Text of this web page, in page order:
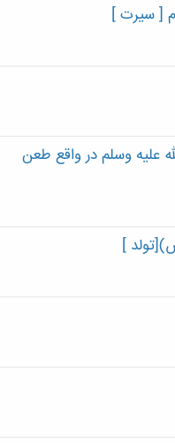
[ سیرت ]
علیه وسلم در واقع طعن
]